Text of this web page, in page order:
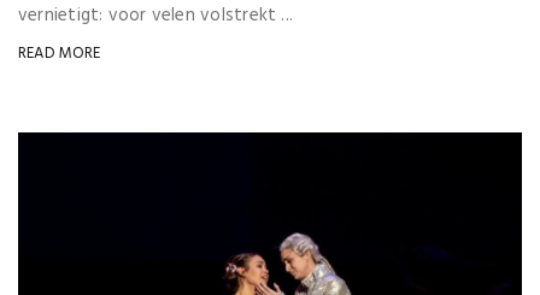
vernietigt: voor velen volstrekt ...
READ MORE